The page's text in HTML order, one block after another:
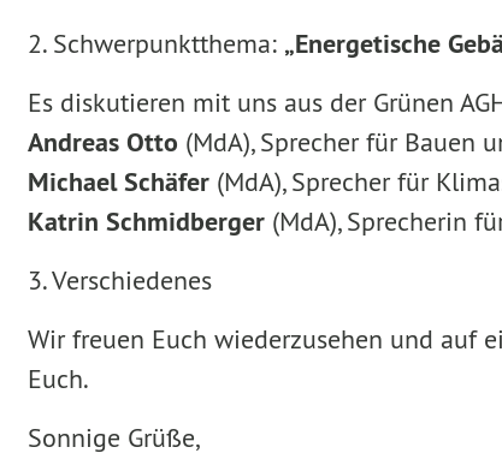
2. Schwerpunktthema: „Energetische
Es diskutieren mit uns aus der Grünen
Andreas Otto (MdA), Sprecher für Bauen
Michael Schäfer(MdA), Sprecher für
Katrin Schmidberger(MdA), Sprecherin
3. Verschiedenes
Wir freuen Euch wiederzusehen und auf
Euch.
Sonnige Grüße,